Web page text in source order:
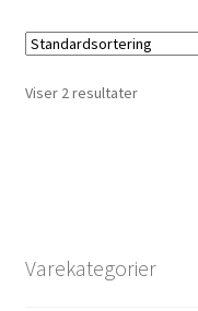
Viser 2 resultater
Varekategorier